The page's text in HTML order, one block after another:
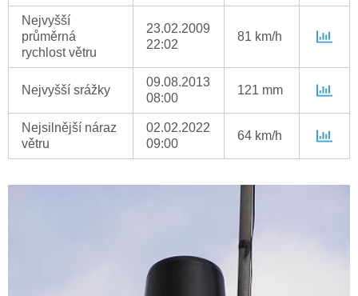
Nejvyšší
průměrná
rychlost větru
23.02.2009
22:02
81 km/h
Nejvyšší srážky
09.08.2013
08:00
121 mm
Nejsilnější náraz
větru
02.02.2022
09:00
64 km/h